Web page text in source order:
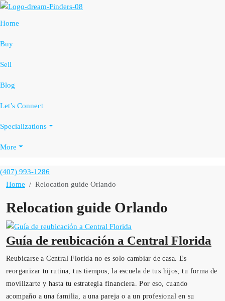
Home
Buy
Sell
Blog
Let’s Connect
Specializations
More
(407) 993-1286
Home
Relocation guide Orlando
Relocation guide Orlando
Guía de reubicación a Central Florida
Reubicarse a Central Florida no es solo cambiar de casa. Es
reorganizar tu rutina, tus tiempos, la escuela de tus hijos, tu forma de
movilizarte y hasta tu estrategia financiera. Por eso, cuando
acompaño a una familia, a una pareja o a un profesional en su